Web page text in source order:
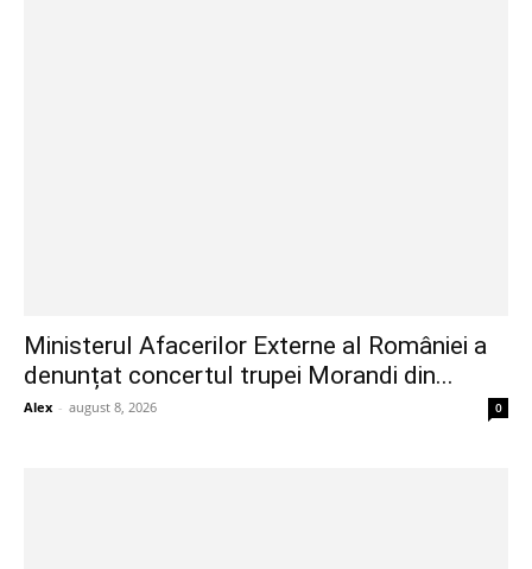
Ministerul Afacerilor Externe al României a
denunțat concertul trupei Morandi din...
Alex - august 8, 2026 0